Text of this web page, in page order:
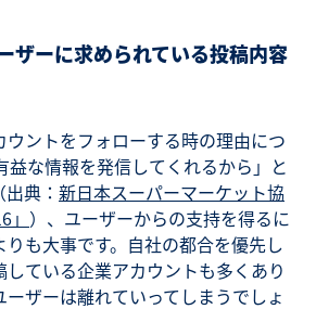
ザーに求められている投稿内容
ントをフォローする時の理由につ
益な情報を発信してくれるから」と
典： 新日本スーパーマーケット協
）、ユーザーからの支持を得るに
も大事です。自社の都合を優先し
ている企業アカウントも多くあり
ーザーは離れていってしまうでしょ